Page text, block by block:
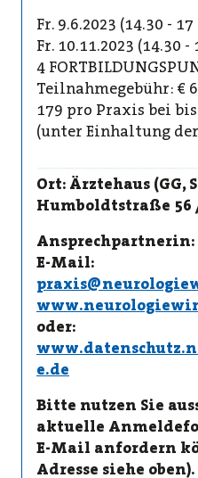
Fr. 9.6.2023 (14.30 -
Fr. 10.11.2023 (14.30
4
Teilnahmegebühr: €
179 pro Praxis bei
(unter Einhaltung
Ort: Ärztehaus (GG,
Humboldtstraße 56
E-Mail:
oder:
e.de
Bitte nutzen Sie
aktuelle
E-Mail anfordern
Adresse siehe oben).